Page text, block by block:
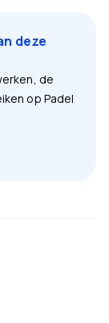
deze
de
op Padel